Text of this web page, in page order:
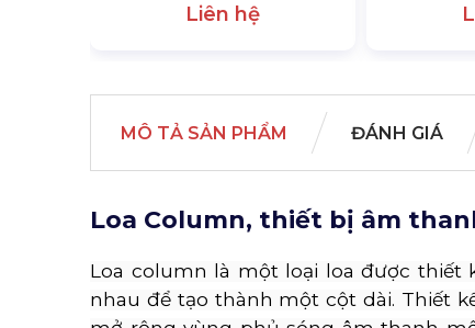
Liên hệ
MÔ TẢ SẢN PHẨM ĐÁNH GIÁ
Loa Column, thiết bị âm
Loa column là một loại loa được thiết
nhau để tạo thành một cột dài. Thiết